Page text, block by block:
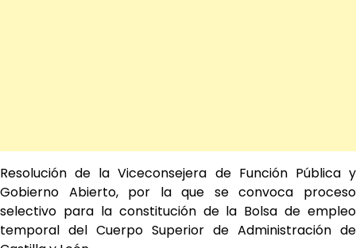
Resolución de la Viceconsejera de Función Pública y
Gobierno Abierto, por la que se convoca proceso
selectivo para la constitución de la Bolsa de empleo
temporal del Cuerpo Superior de Administración de